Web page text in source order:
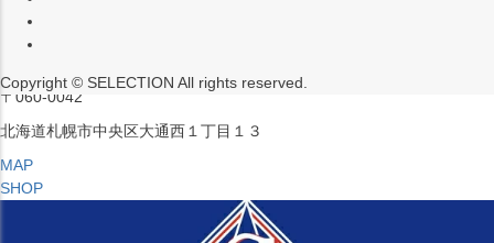
セレクション ポップアップストア 札幌 ル・トロワ店
営業：平日・土日祝12:00～19:00
〒060-0042
北海道札幌市中央区大通西１丁目１３
MAP
SHOP
Copyright © SELECTION All rights reserved.